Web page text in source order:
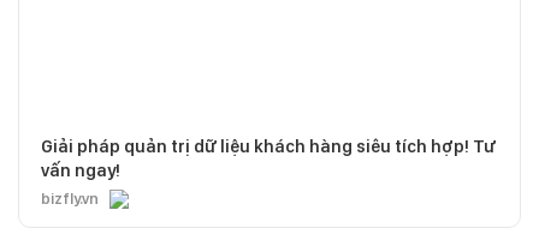
Giải pháp quản trị dữ liệu khách hàng siêu tích hợp! Tư
vấn ngay!
bizfly.vn